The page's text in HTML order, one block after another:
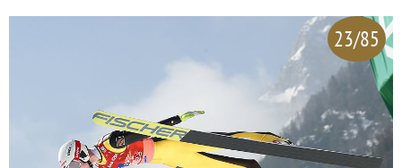
23/85